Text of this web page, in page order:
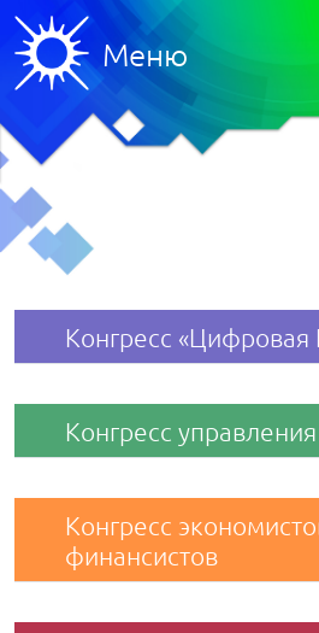
Меню
Конгресс «Цифровая
Конгресс
Конгресс
финансистов